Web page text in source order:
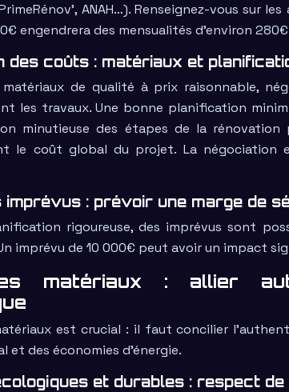
ANAH…). Renseignez-vous sur
engendrera des mensualités d’environ
des coûts : matériaux et
matériaux de qualité à prix raisonnable,
les travaux. Une bonne planification
minutieuse des étapes de la
le coût global du projet. La négociation
imprévus : prévoir une marge de
rigoureuse, des imprévus sont
imprévu de 10 000€ peut avoir un impact
matériaux : allier
est crucial : il faut concilier
des économies d’énergie.
et durables : respect